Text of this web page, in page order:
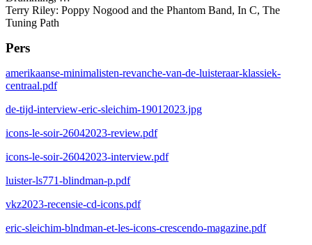
Terry Riley: Poppy Nogood and the Phantom Band, In C, The
Tuning Path
Pers
amerikaanse-minimalisten-revanche-van-de-luisteraar-klassiek-
centraal.pdf
de-tijd-interview-eric-sleichim-19012023.jpg
icons-le-soir-26042023-review.pdf
icons-le-soir-26042023-interview.pdf
luister-ls771-blindman-p.pdf
vkz2023-recensie-cd-icons.pdf
eric-sleichim-blndman-et-les-icons-crescendo-magazine.pdf